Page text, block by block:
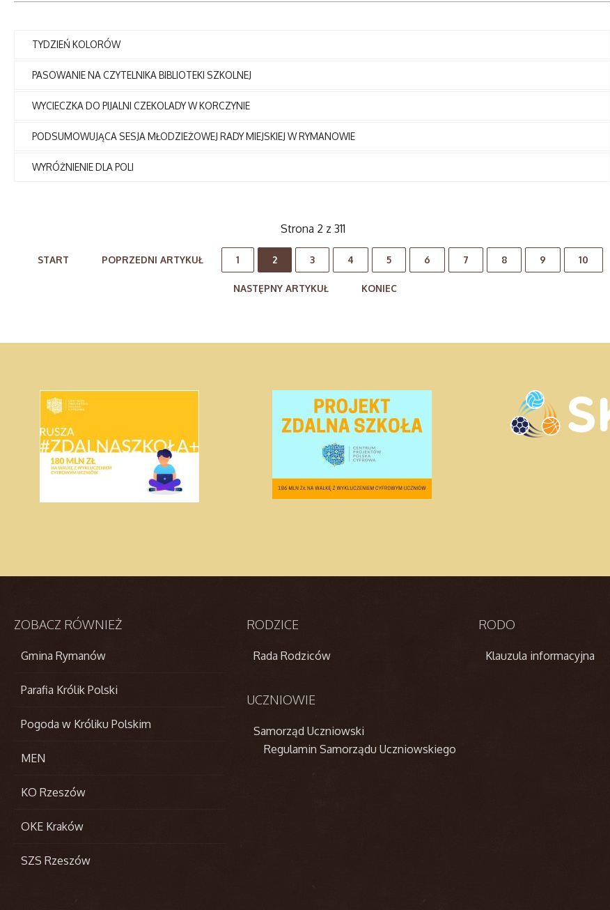
TYDZIEŃ KOLORÓW
PASOWANIE NA CZYTELNIKA BIBLIOTEKI SZKOLNEJ
WYCIECZKA DO PIJALNI CZEKOLADY W KORCZYNIE
PODSUMOWUJĄCA SESJA MŁODZIEŻOWEJ RADY MIEJSKIEJ W RYMANOWIE
WYRÓŻNIENIE DLA POLI
Strona 2 z 311
START POPRZEDNI ARTYKUŁ 1 2 3 4 5 6 7 8 9 10
NASTĘPNY ARTYKUŁ KONIEC
ZOBACZ RÓWNIEŻ
Gmina Rymanów
Parafia Królik Polski
Pogoda w Króliku Polskim
MEN
KO Rzeszów
OKE Kraków
SZS Rzeszów
RODZICE
Rada Rodziców
UCZNIOWIE
Samorząd Uczniowski
Regulamin Samorządu Uczniowskiego
RODO
Klauzula informacyjna